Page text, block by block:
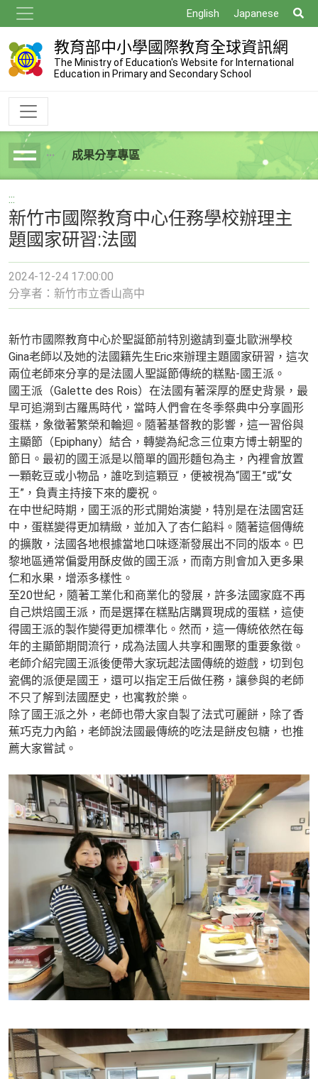
到
主
要
內
English Japanese
尋
教育部中小學國際教育全球資訊網
The Ministry of Education's Website for International
Education in Primary and Secondary School
breadcrumb成果分享專區
:::
新竹市國際教育中心任務學校辦理主
題國家研習:法國
2024-12-24 17:00:00
分享者：新竹市立香山高中
新竹市國際教育中心於聖誕節前特別邀請到臺北歐洲學校
Gina老師以及她的法國籍先生Eric來辦理主題國家研習，這次
兩位老師來分享的是法國人聖誕節傳統的糕點-國王派。
國王派（Galette des Rois）在法國有著深厚的歷史背景，最
早可追溯到古羅馬時代，當時人們會在冬季祭典中分享圓形
蛋糕，象徵著繁榮和輪迴。隨著基督教的影響，這一習俗與
主顯節（Epiphany）結合，轉變為紀念三位東方博士朝聖的
節日。最初的國王派是以簡單的圓形麵包為主，內裡會放置
一顆乾豆或小物品，誰吃到這顆豆，便被視為“國王”或“女
王”，負責主持接下來的慶祝。
在中世紀時期，國王派的形式開始演變，特別是在法國宮廷
中，蛋糕變得更加精緻，並加入了杏仁餡料。隨著這個傳統
的擴散，法國各地根據當地口味逐漸發展出不同的版本。巴
黎地區通常偏愛用酥皮做的國王派，而南方則會加入更多果
仁和水果，增添多樣性。
至20世紀，隨著工業化和商業化的發展，許多法國家庭不再
自己烘焙國王派，而是選擇在糕點店購買現成的蛋糕，這使
得國王派的製作變得更加標準化。然而，這一傳統依然在每
年的主顯節期間流行，成為法國人共享和團聚的重要象徵。
老師介紹完國王派後便帶大家玩起法國傳統的遊戲，切到包
瓷偶的派便是國王，還可以指定王后做任務，讓參與的老師
不只了解到法國歷史，也寓教於樂。
除了國王派之外，老師也帶大家自製了法式可麗餅，除了香
蕉巧克力內餡，老師說法國最傳統的吃法是餅皮包糖，也推
薦大家嘗試。